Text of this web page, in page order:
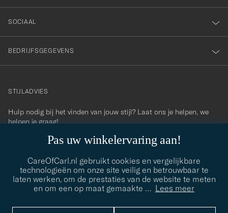
Pas uw winkelervaring aan!
CareOfCarl.nl gebruikt cookies en vergelijkbare
technologieën om onze site veilig en betrouwbaar te
laten werken, om de prestaties van de website te meten
en om een op maat gemaakte … Lees meer
SOCIAAL
BEDRIJFSGEGEVENS
contact@careofcarl.com
STIJLADVIES
Hulp nodig bij het vinden van jouw stijl? Laat ons je helpen, we
helpen je graag!
STIJLADVIES
© Care of Carl 2026